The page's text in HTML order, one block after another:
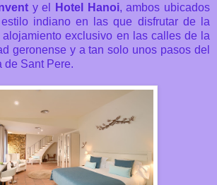
y el Hotel Hanoi, ambos ubicados
indiano en las que disfrutar de la
exclusivo en las calles de la
geronense y a tan solo unos pasos del
de Sant Pere.